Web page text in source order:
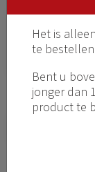
Het is
te
Bent u
jonger dan
product te
Ik ga